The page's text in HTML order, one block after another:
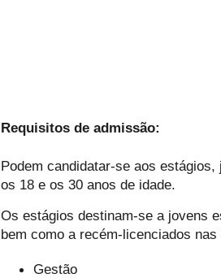
Requisitos de admissão:
Podem candidatar-se aos
os 18 e os 30 anos de idade.
Os estágios destinam-se a jovens
bem como a recém-licenciados
Gestão